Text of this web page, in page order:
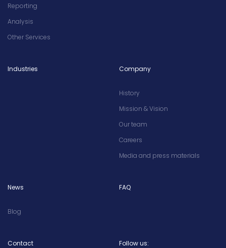
Reporting
Analysis
Other Services
Industries Company
History
Mission & Vision
Our team
Careers
Media and press materials
News
Blog
FAQ
Contact Follow us: